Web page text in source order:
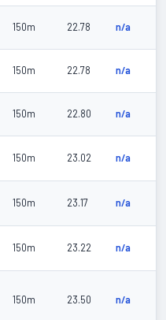
150m 22.78 n/a
150m 22.78 n/a
150m 22.80 n/a
150m 23.02 n/a
150m 23.17 n/a
150m 23.22 n/a
150m 23.50 n/a